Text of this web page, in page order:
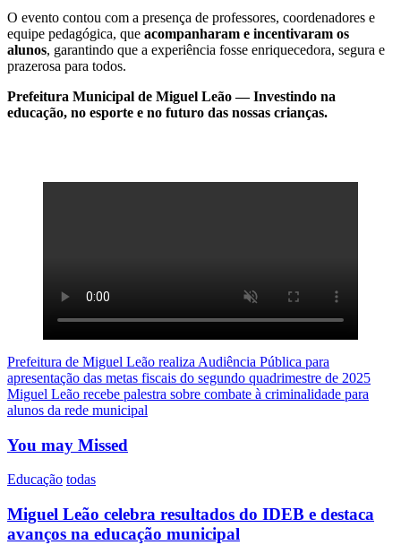
O evento contou com a presença de professores, coordenadores e
equipe pedagógica, que acompanharam e incentivaram os
alunos, garantindo que a experiência fosse enriquecedora, segura e
prazerosa para todos.
Prefeitura Municipal de Miguel Leão — Investindo na
educação, no esporte e no futuro das nossas crianças.
Navegação
de
Post
Prefeitura de Miguel Leão realiza Audiência Pública para
apresentação das metas fiscais do segundo quadrimestre de 2025
Miguel Leão recebe palestra sobre combate à criminalidade para
alunos da rede municipal
You may Missed
Educação todas
Miguel Leão celebra resultados do IDEB e destaca
avanços na educação municipal